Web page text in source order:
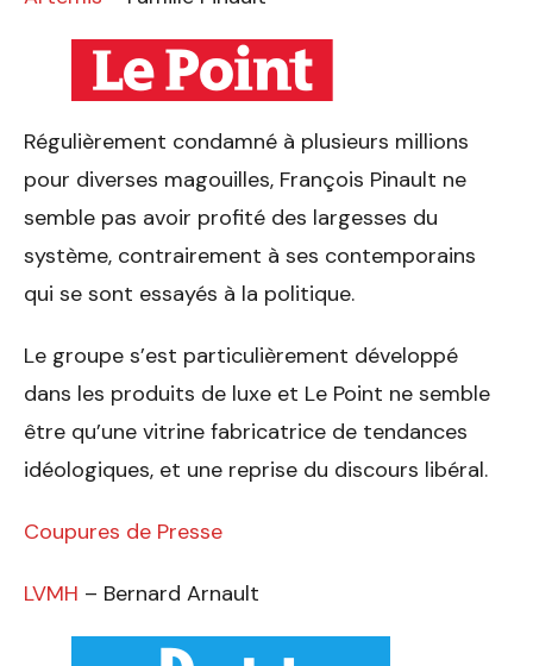
Régulièrement condamné à plusieurs millions
pour diverses magouilles, François Pinault ne
semble pas avoir profité des largesses du
système, contrairement à ses contemporains
qui se sont essayés à la politique.
Le groupe s’est particulièrement développé
dans les produits de luxe et Le Point ne semble
être qu’une vitrine fabricatrice de tendances
idéologiques, et une reprise du discours libéral.
Coupures de Presse
LVMH – Bernard Arnault